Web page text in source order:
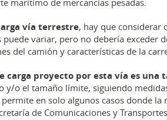
vía terrestre, hay que considerar
puede variar, pero no debería exceder
del camión y características de la
carga proyecto por esta vía es una
y/o el tamaño límite, siguiendo
en solo algunos casos donde
de Comunicaciones y Transportes.